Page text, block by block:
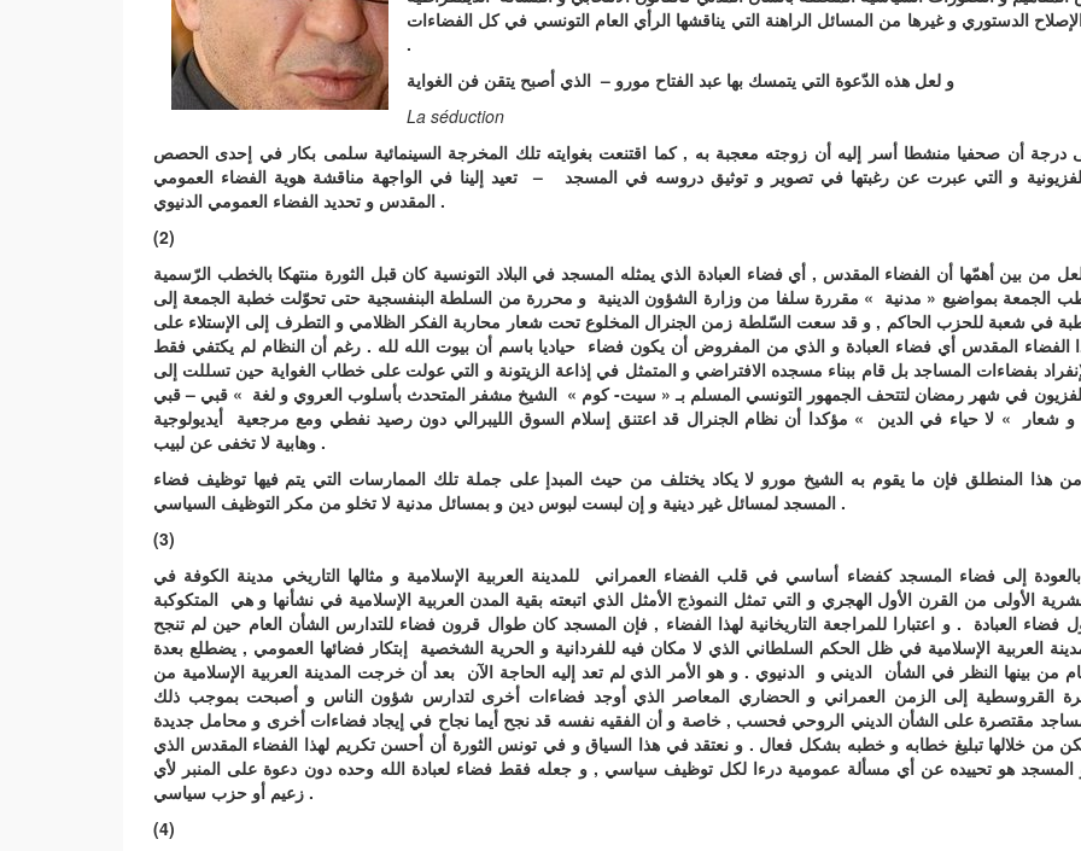
الدستوري و غيرها من المسائل الراهنة التي يناقشها الرأي العام التونسي في كل الفضاءات
.
و لعل هذه الدّعوة التي يتمسك بها عبد الفتاح مورو – الذي أصبح يتقن فن الغواية
La séduction
درجة أن صحفيا منشطا أسر إليه أن زوجته معجبة به , كما اقتنعت بغوايته تلك المخرجة السينمائية سلمى بكار في إحدى الحصص
و التي عبرت عن رغبتها في تصوير و توثيق دروسه في المسجد – تعيد إلينا في الواجهة مناقشة هوية الفضاء العمومي
المقدس و تحديد الفضاء العمومي الدنيوي .
(2)
من بين أهمّها أن الفضاء المقدس , أي فضاء العبادة الذي يمثله المسجد في البلاد التونسية كان قبل الثورة منتهكا بالخطب الرّسمية
الجمعة بمواضيع « مدنية » مقررة سلفا من وزارة الشؤون الدينية و محررة من السلطة البنفسجية حتى تحوّلت خطبة الجمعة إلى
في شعبة للحزب الحاكم , و قد سعت السّلطة زمن الجنرال المخلوع تحت شعار محاربة الفكر الظلامي و التطرف إلى الإستلاء على
الفضاء المقدس أي فضاء العبادة و الذي من المفروض أن يكون فضاء حياديا باسم أن بيوت الله لله . رغم أن النظام لم يكتفي فقط
بفضاءات المساجد بل قام ببناء مسجده الافتراضي و المتمثل في إذاعة الزيتونة و التي عولت على خطاب الغواية حين تسللت إلى
في شهر رمضان لتتحف الجمهور التونسي المسلم بـ « سيت- كوم » الشيخ مشفر المتحدث بأسلوب العروي و لغة » قبي – قبي
و شعار » لا حياء في الدين » مؤكدا أن نظام الجنرال قد اعتنق إسلام السوق الليبرالي دون رصيد نفطي ومع مرجعية أيديولوجية
وهابية لا تخفى عن لبيب .
هذا المنطلق فإن ما يقوم به الشيخ مورو لا يكاد يختلف من حيث المبدإ على جملة تلك الممارسات التي يتم فيها توظيف فضاء
المسجد لمسائل غير دينية و إن لبست لبوس دين و بمسائل مدنية لا تخلو من مكر التوظيف السياسي .
(3)
إلى فضاء المسجد كفضاء أساسي في قلب الفضاء العمراني للمدينة العربية الإسلامية و مثالها التاريخي مدينة الكوفة في
الأولى من القرن الأول الهجري و التي تمثل النموذج الأمثل الذي اتبعته بقية المدن العربية الإسلامية في نشأنها و هي المتكوكبة
فضاء العبادة . و اعتبارا للمراجعة التاريخانية لهذا الفضاء , فإن المسجد كان طوال قرون فضاء للتدارس الشأن العام حين لم تنجح
العربية الإسلامية في ظل الحكم السلطاني الذي لا مكان فيه للفردانية و الحرية الشخصية إبتكار فضائها العمومي , يضطلع بعدة
من بينها النظر في الشأن الديني و الدنيوي . و هو الأمر الذي لم تعد إليه الحاجة الآن بعد أن خرجت المدينة العربية الإسلامية من
القروسطية إلى الزمن العمراني و الحضاري المعاصر الذي أوجد فضاءات أخرى لتدارس شؤون الناس و أصبحت بموجب ذلك
مقتصرة على الشأن الديني الروحي فحسب , خاصة و أن الفقيه نفسه قد نجح أيما نجاح في إيجاد فضاءات أخرى و محامل جديدة
من خلالها تبليغ خطابه و خطبه بشكل فعال . و نعتقد في هذا السياق و في تونس الثورة أن أحسن تكريم لهذا الفضاء المقدس الذي
المسجد هو تحييده عن أي مسألة عمومية درءا لكل توظيف سياسي , و جعله فقط فضاء لعبادة الله وحده دون دعوة على المنبر لأي
زعيم أو حزب سياسي .
(4)